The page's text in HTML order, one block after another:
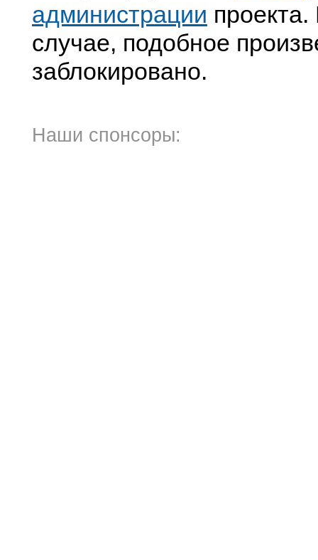
администрации
случае, подобное
заблокировано.
Наши спонсоры: